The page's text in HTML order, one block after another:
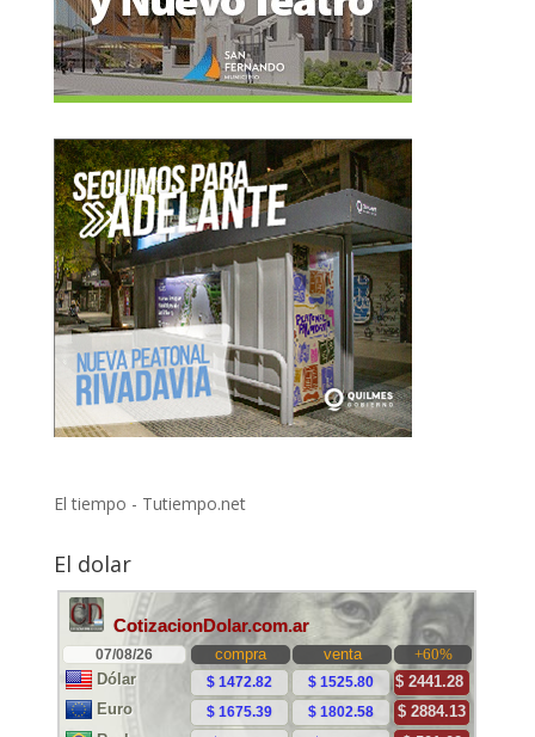
El tiempo - Tutiempo.net
El dolar